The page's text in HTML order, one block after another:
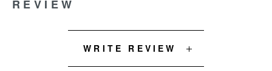
REVIEW
WRITE REVIEW